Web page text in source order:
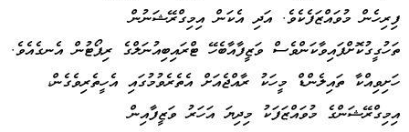
ފިރިހެން މުވައްޒަފެކެވެ. އަދި އެކަން އިމިގްރޭޝަނުން
ތަހުގީގުކޮށްފައިވާކަންވެސް ވަޒީފާއާބެހޭ ޓްރައިބިއުނަލްގެ ރިޕޯޓުން އެނގެއެވެ.
ހަށިވިއްކާ ތައިލެންޑް މީހަކު ރާއްޖެއަށް އެތެރެވުމުގައި އެހީތެރިވެގެން،
އިމިގްރޭޝަންގެ މުވައްޒަފަކު މިދިޔަ އަހަރު ވަޒީފާއިން